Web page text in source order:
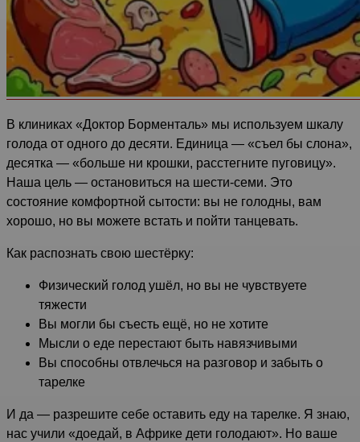
В клиниках «Доктор Борменталь» мы используем шкалу
голода от одного до десяти. Единица — «съел бы слона»,
десятка — «больше ни крошки, расстегните пуговицу».
Наша цель — остановиться на шести-семи. Это
состояние комфортной сытости: вы не голодны, вам
хорошо, но вы можете встать и пойти танцевать.
Как распознать свою шестёрку:
Физический голод ушёл, но вы не чувствуете
тяжести
Вы могли бы съесть ещё, но не хотите
Мысли о еде перестают быть навязчивыми
Вы способны отвлечься на разговор и забыть о
тарелке
И да — разрешите себе оставить еду на тарелке. Я знаю,
нас учили «доедай, в Африке дети голодают». Но ваше